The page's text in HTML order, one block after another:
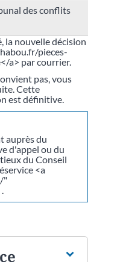
des conflits
la nouvelle décision
pieces-
a> par courrier.
pas, vous
Cette
est définitive.
auprès du
d'appel ou du
du Conseil
<a
"